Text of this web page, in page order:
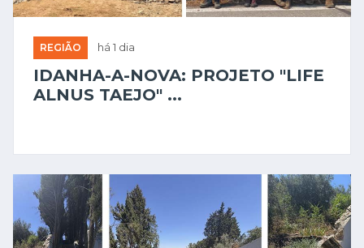
REGIÃO há 1 dia
IDANHA-A-NOVA: PROJETO "LIFE
ALNUS TAEJO" ...